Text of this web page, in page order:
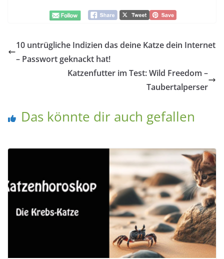
10 untrügliche Indizien das deine Katze dein Internet
– Passwort geknackt hat!
Katzenfutter im Test: Wild Freedom –
Taubertalperser
Das könnte dir auch gefallen